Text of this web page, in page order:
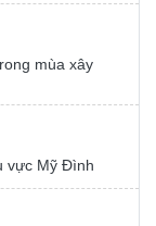
mùa xây
vực Mỹ Đình